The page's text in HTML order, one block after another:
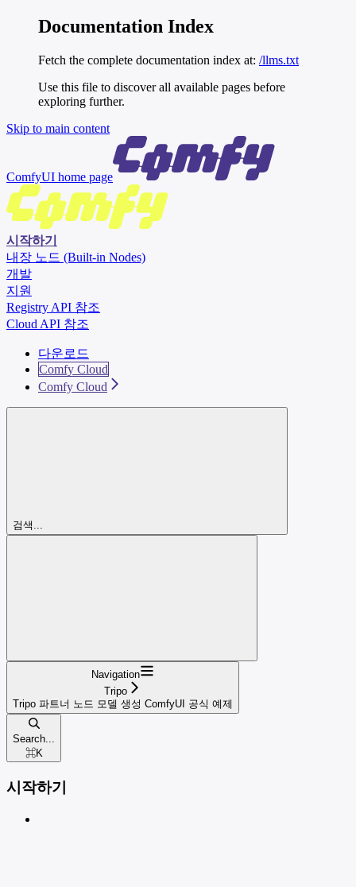
Documentation Index
Fetch the complete documentation index at: /llms.txt
Use this file to discover all available pages before
exploring further.
Skip to main content
ComfyUI home page
시작하기
내장 노드 (Built-in Nodes)
개발
지원
Registry API 참조
Cloud API 참조
다운로드
Comfy Cloud
Comfy Cloud
검색...
Navigation
Tripo
Tripo 파트너 노드 모델 생성 ComfyUI 공식 예제
Search...
⌘K
시작하기